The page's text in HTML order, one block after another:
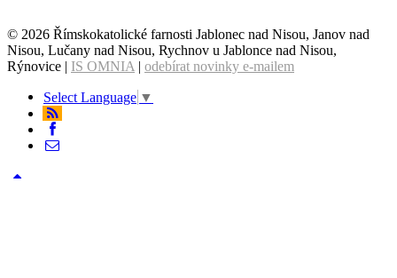
© 2026 Římskokatolické farnosti Jablonec nad Nisou, Janov nad
Nisou, Lučany nad Nisou, Rychnov u Jablonce nad Nisou,
Rýnovice | IS OMNIA | odebírat novinky e-mailem
Select Language ▼